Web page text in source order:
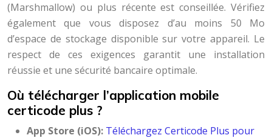
(Marshmallow) ou plus récente est conseillée. Vérifiez
également que vous disposez d’au moins 50 Mo
d’espace de stockage disponible sur votre appareil. Le
respect de ces exigences garantit une installation
réussie et une sécurité bancaire optimale.
Où télécharger l’application mobile
certicode plus ?
App Store (iOS): Téléchargez Certicode Plus pour